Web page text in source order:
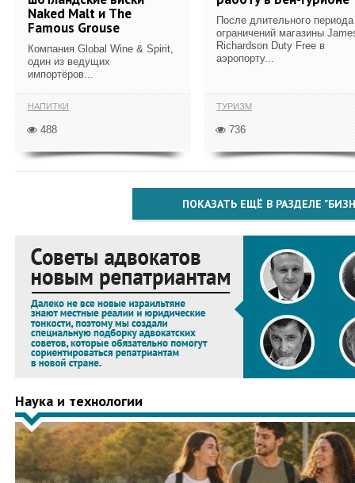
Naked Malt и The
Famous Grouse
Компания Global Wine & Spirit,
один из ведущих
импортёров...
НАПИТКИ
488
После длительного периода
ограничений магазины
Richardson Duty Free в
аэропорту...
ТУРИЗМ
736
ПОКАЗАТЬ ЕЩЁ В РАЗДЕЛЕ
Наука и технологии